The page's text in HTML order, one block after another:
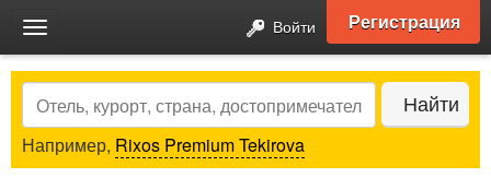
Toggle
navigation
Войти Регистрация
Search Найти
Например, Rixos Premium Tekirova